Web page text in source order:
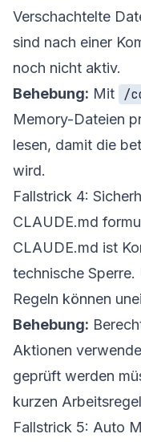
Verschachtelte
sind nach einer
noch nicht aktiv.
Behebung: Mit /
Memory-Dateien
lesen, damit die
wird.
Fallstrick 4:
CLAUDE.md
CLAUDE.md ist
technische
Regeln können
Behebung:
Aktionen
geprüft werden
kurzen
Fallstrick 5: Auto